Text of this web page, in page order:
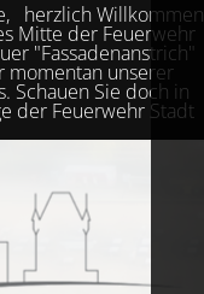
herzlich Willkommen
Mitte der Feuerwehr
"Fassadenanstrich"
unserer
Schauen Sie doch in
der Feuerwehr Stadt